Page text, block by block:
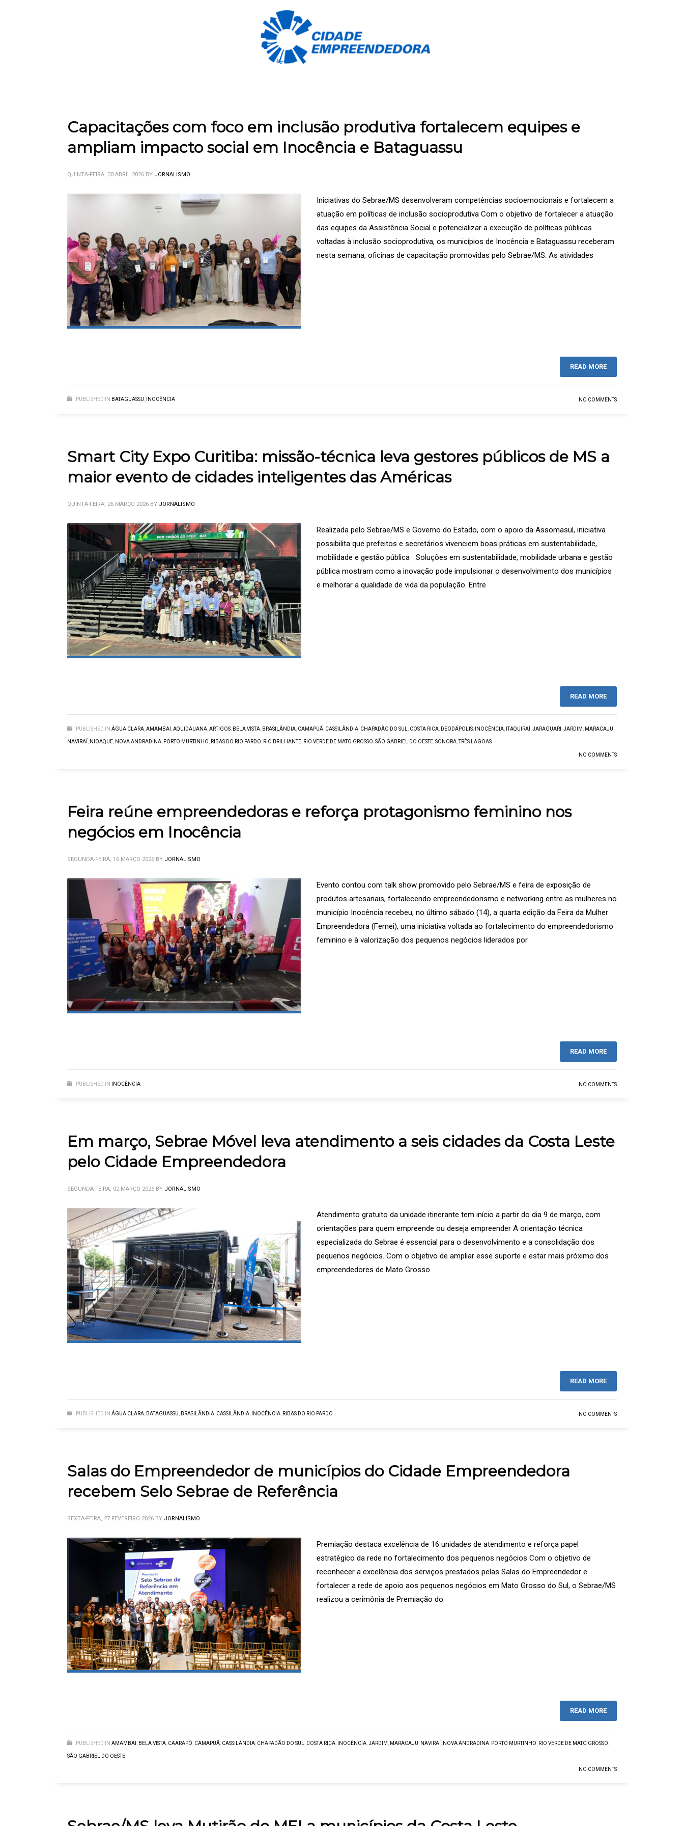
Capacitações com foco em inclusão produtiva fortalecem equipes e
ampliam impacto social em Inocência e Bataguassu
QUINTA-FEIRA, 30 ABRIL 2026 BY JORNALISMO
Iniciativas do Sebrae/MS desenvolveram competências socioemocionais e fortalecem a
atuação em políticas de inclusão socioprodutiva Com o objetivo de fortalecer a atuação
das equipes da Assistência Social e potencializar a execução de políticas públicas
voltadas à inclusão socioprodutiva, os municípios de Inocência e Bataguassu receberam
nesta semana, oficinas de capacitação promovidas pelo Sebrae/MS. As atividades
READ MORE
PUBLISHED IN BATAGUASSU INOCÊNCIA NO COMMENTS
Smart City Expo Curitiba: missão-técnica leva gestores públicos de MS a
maior evento de cidades inteligentes das Américas
QUINTA-FEIRA, 26 MARÇO 2026 BY JORNALISMO
Realizada pelo Sebrae/MS e Governo do Estado, com o apoio da Assomasul, iniciativa
possibilita que prefeitos e secretários vivenciem boas práticas em sustentabilidade,
mobilidade e gestão pública Soluções em sustentabilidade, mobilidade urbana e gestão
pública mostram como a inovação pode impulsionar o desenvolvimento dos municípios
e melhorar a qualidade de vida da população. Entre
READ MORE
PUBLISHED IN ÁGUA CLARA AMAMBAI AQUIDAUANA ARTIGOS BELA VISTA BRASILÂNDIA CAMAPUÃ CASSILÂNDIA CHAPADÃO DO SUL COSTA RICA DEODÁPOLIS INOCÊNCIA ITAQUIRAÍ JARAGUARI JARDIM MARACAJU
NAVIRAÍ NIOAQUE NOVA ANDRADINA PORTO MURTINHO RIBAS DO RIO PARDO RIO BRILHANTE RIO VERDE DE MATO GROSSO SÃO GABRIEL DO OESTE SONORA ,TRÊS LAGOAS
NO COMMENTS
Feira reúne empreendedoras e reforça protagonismo feminino nos
negócios em Inocência
SEGUNDA-FEIRA, 16 MARÇO 2026 BY JORNALISMO
Evento contou com talk show promovido pelo Sebrae/MS e feira de exposição de
produtos artesanais, fortalecendo empreendedorismo e networking entre as mulheres no
município Inocência recebeu, no último sábado (14), a quarta edição da Feira da Mulher
Empreendedora (Femei), uma iniciativa voltada ao fortalecimento do empreendedorismo
feminino e à valorização dos pequenos negócios liderados por
READ MORE
PUBLISHED IN INOCÊNCIA NO COMMENTS
Em março, Sebrae Móvel leva atendimento a seis cidades da Costa Leste
pelo Cidade Empreendedora
SEGUNDA-FEIRA, 02 MARÇO 2026 BY JORNALISMO
Atendimento gratuito da unidade itinerante tem início a partir do dia 9 de março, com
orientações para quem empreende ou deseja empreender A orientação técnica
especializada do Sebrae é essencial para o desenvolvimento e a consolidação dos
pequenos negócios. Com o objetivo de ampliar esse suporte e estar mais próximo dos
empreendedores de Mato Grosso
READ MORE
PUBLISHED IN ÁGUA CLARA BATAGUASSU BRASILÂNDIA CASSILÂNDIA INOCÊNCIA RIBAS DO RIO PARDO NO COMMENTS
Salas do Empreendedor de municípios do Cidade Empreendedora
recebem Selo Sebrae de Referência
SEXTA-FEIRA, 27 FEVEREIRO 2026 BY JORNALISMO
Premiação destaca excelência de 16 unidades de atendimento e reforça papel
estratégico da rede no fortalecimento dos pequenos negócios Com o objetivo de
reconhecer a excelência dos serviços prestados pelas Salas do Empreendedor e
fortalecer a rede de apoio aos pequenos negócios em Mato Grosso do Sul, o Sebrae/MS
realizou a cerimônia de Premiação do
READ MORE
PUBLISHED IN AMAMBAI BELA VISTA CAARAPÓ CAMAPUÃ CASSILÂNDIA CHAPADÃO DO SUL COSTA RICA INOCÊNCIA JARDIM MARACAJU NAVIRAÍ NOVA ANDRADINA PORTO MURTINHO RIO VERDE DE MATO GROSSO
SÃO GABRIEL DO OESTE
NO COMMENTS